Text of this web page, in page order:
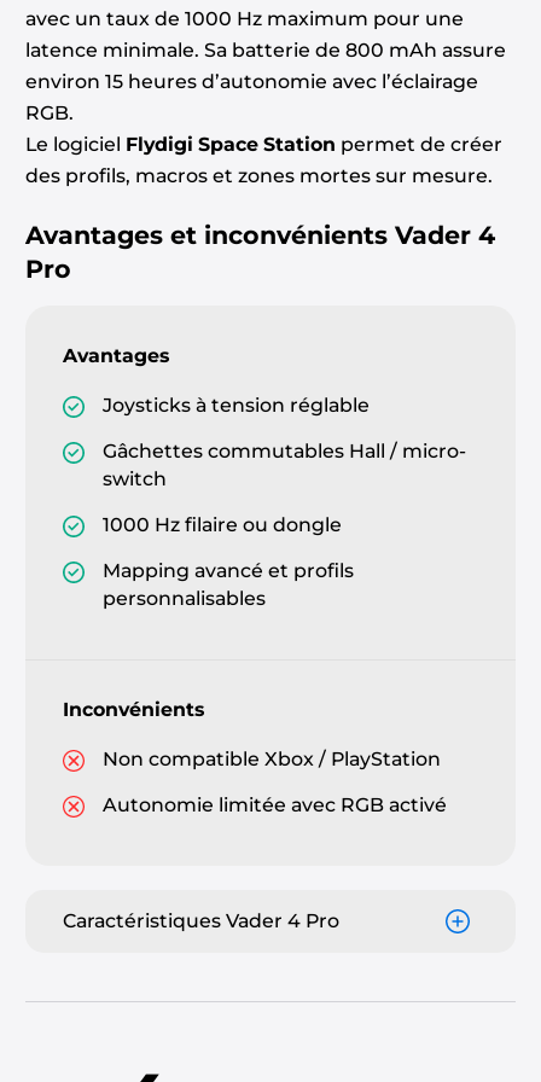
avec un taux de 1000 Hz maximum pour une
latence minimale. Sa batterie de 800 mAh assure
environ 15 heures d’autonomie avec l’éclairage
RGB.
Le logiciel Flydigi Space Station permet de créer
des profils, macros et zones mortes sur mesure.
Avantages et inconvénients Vader 4
Pro
Avantages
Joysticks à tension réglable
Gâchettes commutables Hall / micro-
switch
1000 Hz filaire ou dongle
Mapping avancé et profils
personnalisables
Inconvénients
Non compatible Xbox / PlayStation
Autonomie limitée avec RGB activé
Caractéristiques Vader 4 Pro